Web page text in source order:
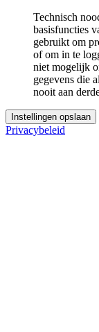
Technisch
basisfuncties
gebruikt om
of om in te
niet mogelijk
gegevens die
nooit aan
Instellingen opslaan
Privacybeleid